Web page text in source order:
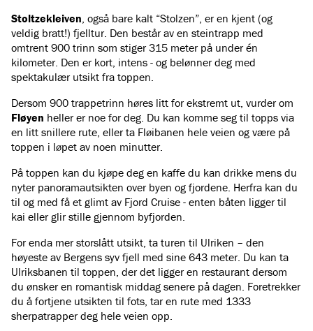
Stoltzekleiven, også bare kalt “Stolzen”, er en kjent (og
veldig bratt!) fjelltur. Den består av en steintrapp med
omtrent 900 trinn som stiger 315 meter på under én
kilometer. Den er kort, intens - og belønner deg med
spektakulær utsikt fra toppen.
Dersom 900 trappetrinn høres litt for ekstremt ut, vurder om
Fløyen heller er noe for deg. Du kan komme seg til topps via
en litt snillere rute, eller ta Fløibanen hele veien og være på
toppen i løpet av noen minutter.
På toppen kan du kjøpe deg en kaffe du kan drikke mens du
nyter panoramautsikten over byen og fjordene. Herfra kan du
til og med få et glimt av Fjord Cruise - enten båten ligger til
kai eller glir stille gjennom byfjorden.
For enda mer storslått utsikt, ta turen til Ulriken – den
høyeste av Bergens syv fjell med sine 643 meter. Du kan ta
Ulriksbanen til toppen, der det ligger en restaurant dersom
du ønsker en romantisk middag senere på dagen. Foretrekker
du å fortjene utsikten til fots, tar en rute med 1333
sherpatrapper deg hele veien opp.